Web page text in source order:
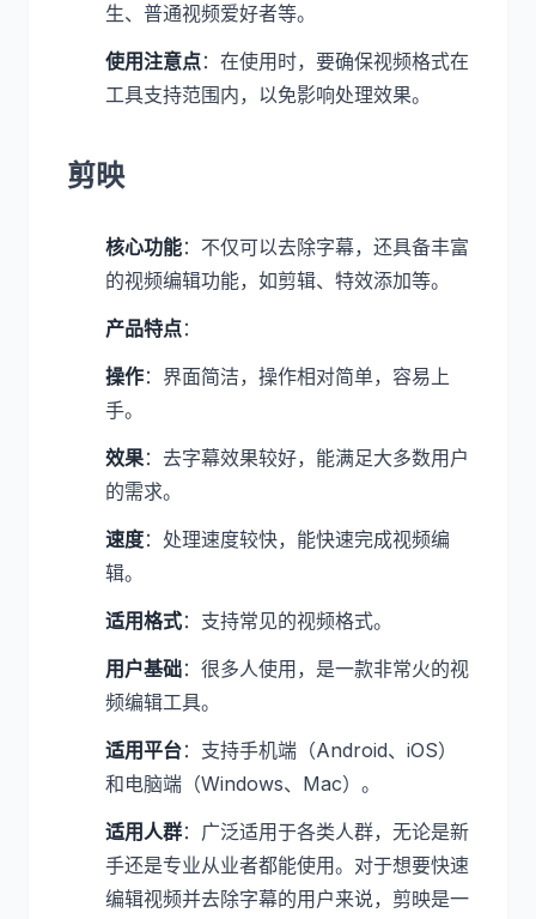
生、普通视频爱好者等。
使用注意点：在使用时，要确保视频格式在
工具支持范围内，以免影响处理效果。
剪映
核心功能：不仅可以去除字幕，还具备丰富
的视频编辑功能，如剪辑、特效添加等。
产品特点：
操作：界面简洁，操作相对简单，容易上
手。
效果：去字幕效果较好，能满足大多数用户
的需求。
速度：处理速度较快，能快速完成视频编
辑。
适用格式：支持常见的视频格式。
用户基础：很多人使用，是一款非常火的视
频编辑工具。
适用平台：支持手机端（Android、iOS）
和电脑端（Windows、Mac）。
适用人群：广泛适用于各类人群，无论是新
手还是专业从业者都能使用。对于想要快速
编辑视频并去除字幕的用户来说，剪映是一